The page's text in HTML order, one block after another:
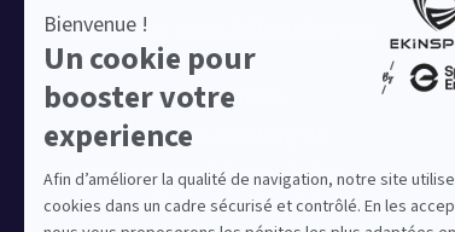
Ensembles sport & lifestyle à prix
réduit
Collection Nike Park 26
Collection Nike Academy 25
Nike Kitbuilder | Tenues 100%
personnalisées pour les clubs